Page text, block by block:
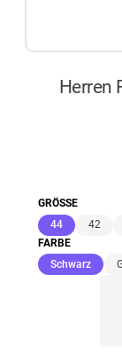
Herren
GRÖSSE
44
42
FARBE
Schwarz